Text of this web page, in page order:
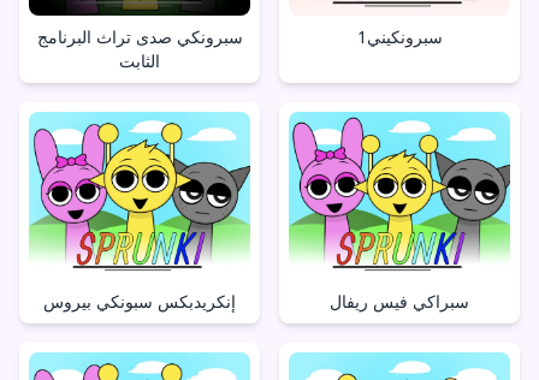
سبرونكي صدى تراث البرنامج
الثابت
سبرونكيني1
إنكريدبكس سبونكي بيروس سبراكي فيس ريفال